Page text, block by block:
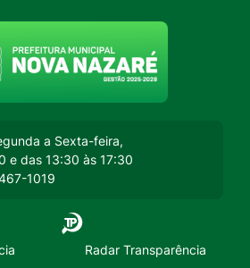
menu principal
a Sexta-feira,
e das 13:30 às 17:30
1019
Radar Transparência